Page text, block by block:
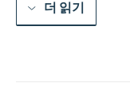
더 읽기